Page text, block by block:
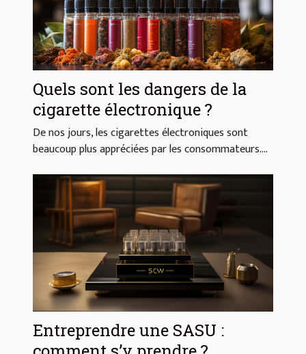
Quels sont les dangers de la
cigarette électronique ?
De nos jours, les cigarettes électroniques sont
beaucoup plus appréciées par les consommateurs....
Entreprendre une SASU :